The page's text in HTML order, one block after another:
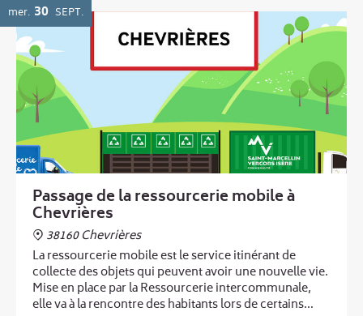
mer. 30 SEPT.
Passage de la ressourcerie mobile à
Chevrières
38160 Chevrières
La ressourcerie mobile est le service itinérant de
collecte des objets qui peuvent avoir une nouvelle vie.
Mise en place par la Ressourcerie intercommunale,
elle va à la rencontre des habitants lors de certains